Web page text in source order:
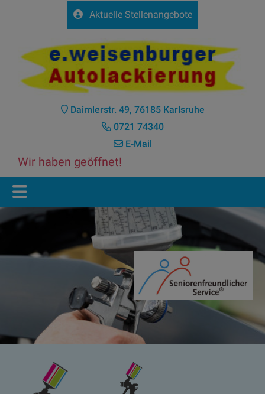
Aktuelle Stellenangebote
Daimlerstr. 49, 76185 Karlsruhe
0721 74340
E-Mail
Wir haben geöffnet!